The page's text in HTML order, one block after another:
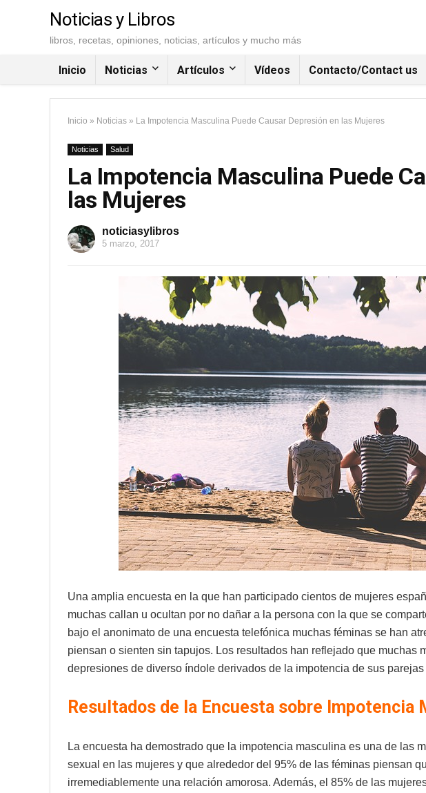
Noticias y Libros
libros, recetas, opiniones, noticias, artículos y mucho más
Inicio Noticias Artículos Vídeos Contacto/Contact us
Inicio » Noticias » La Impotencia Masculina Puede Causar Depresión en las Mujeres
Noticias Salud
La Impotencia Masculina Puede
las Mujeres
noticiasylibros
5 marzo, 2017
Una amplia encuesta en la que han participado cientos de mujeres
muchas callan u ocultan por no dañar a la persona con la que se
bajo el anonimato de una encuesta telefónica muchas féminas se han
piensan o sienten sin tapujos. Los resultados han reflejado que muchas
depresiones de diverso índole derivados de la impotencia de sus
Resultados de la Encuesta sobre Impotencia
La encuesta ha demostrado que la impotencia masculina es una de las
sexual en las mujeres y que alrededor del 95% de las féminas piensan
irremediablemente una relación amorosa. Además, el 85% de las